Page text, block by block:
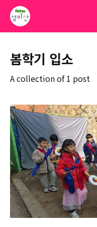
봄학기 입소
A collection of 1 post